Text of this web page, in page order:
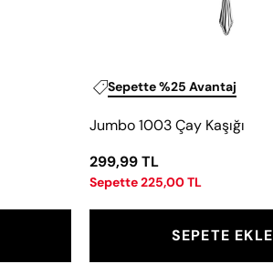
Sepette %25 Avantaj
Jumbo 1003 Çay Kaşığı
299,99 TL
Sepette 225,00 TL
SEPETE EKLE